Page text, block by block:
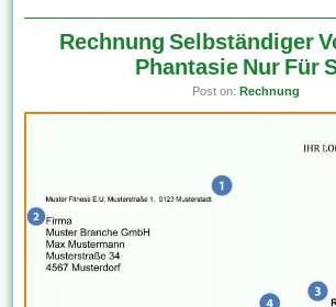
Rechnung Selbständiger
Phantasie Nur Für
Post on: Rechnung